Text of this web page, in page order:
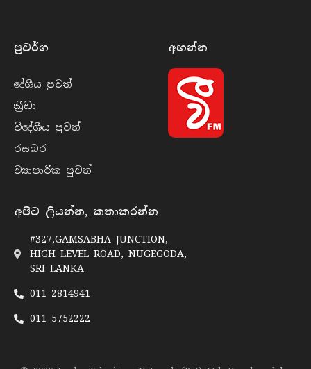
ප්‍රවර්​ග
දේශීය පුව​ත්
ක්‍රී​ඩා
විදේශීය පුව​ත්
රසබ​ර
ව්‍යාපාරික පුව​ත්
අහන්​න
අපිට ලියන්න, කතාකරන්න
#327,GAMSABHA JUNCTION,
HIGH LEVEL ROAD, NUGEGODA,
SRI LANKA
011 2814941
011 5752222